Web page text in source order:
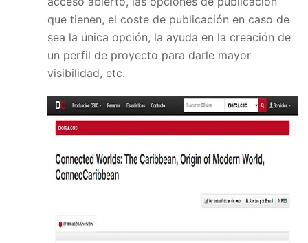
que tienen, el coste de publicación en caso de
sea la única opción, la ayuda en la creación de
un perfil de proyecto para darle mayor
visibilidad, etc.